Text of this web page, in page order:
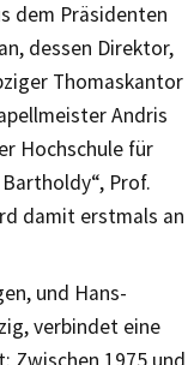
dem Präsidenten
dessen Direktor,
Thomaskantor
Andris
Hochschule für
Prof.
damit erstmals an
und Hans-
verbindet eine